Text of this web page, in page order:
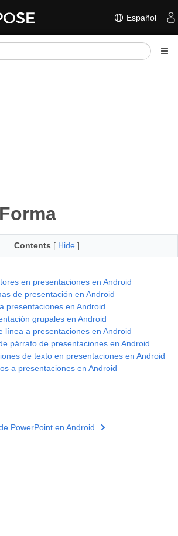
Español
Contents [ Hide ]
en presentaciones en Android
de presentación en Android
presentaciones en Android
grupales en Android
línea a presentaciones en Android
párrafo de presentaciones en Android
de texto en presentaciones en Android
a presentaciones en Android
PowerPoint en Android